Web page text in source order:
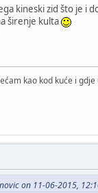
kineski zid što je i
širenje kulta
kao kod kuće i
on 11-06-2015,